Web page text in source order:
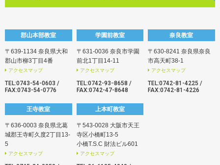
郡山本部教室
〒639-1134 奈良県大和
郡山市柳3丁目4番
アクセスマップ
TEL:0743-54-0603 /
FAX:0743-54-0776
学園前教室
〒631-0036 奈良市学園
前北1丁目14-11
アクセスマップ
TEL:0742-93ｰ8658 /
FAX:0742-47-8648
奈良教室
〒630-8241 奈良県奈良
市高天町38-1
アクセスマップ
TEL:0742-81-4225 /
FAX:0742-81-4226
王寺教室
〒636-0003 奈良県北葛
城郡王寺町久度2丁目13-
5
アクセスマップ
上本町教室
〒543-0028 大阪市天王
寺区小橋町13-5
小橋T.S.C 財法ビル601
アクセスマップ